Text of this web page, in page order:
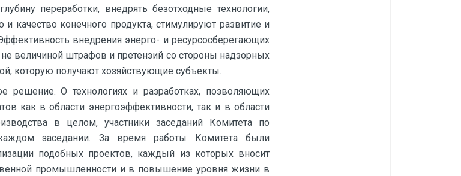
переработки, внедрять безотходные технологии,
качество конечного продукта, стимулируют развитие и
внедрения энерго- и ресурсосберегающих
величиной штрафов и претензий со стороны надзорных
которую получают хозяйствующие субъекты.
решение. О технологиях и разработках, позволяющих
как в области энергоэффективности, так и в области
в целом, участники заседаний Комитета по
заседании. За время работы Комитета были
подобных проектов, каждый из которых вносит
промышленности и в повышение уровня жизни в